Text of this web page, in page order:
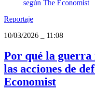
Reportaje
10/03/2026
11:08
Por qué la guerra
las acciones de
Economist